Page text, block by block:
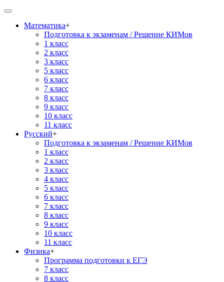
Математика+
Подготовка к экзаменам / Решение КИМов
1 класс
2 класс
3 класс
5 класс
6 класс
7 класс
8 класс
9 класс
10 класс
11 класс
Русский+
Подготовка к экзаменам / Решение КИМов
1 класс
2 класс
3 класс
4 класс
5 класс
6 класс
7 класс
8 класс
9 класс
10 класс
11 класс
Физика+
Программа подготовки к ЕГЭ
7 класс
8 класс